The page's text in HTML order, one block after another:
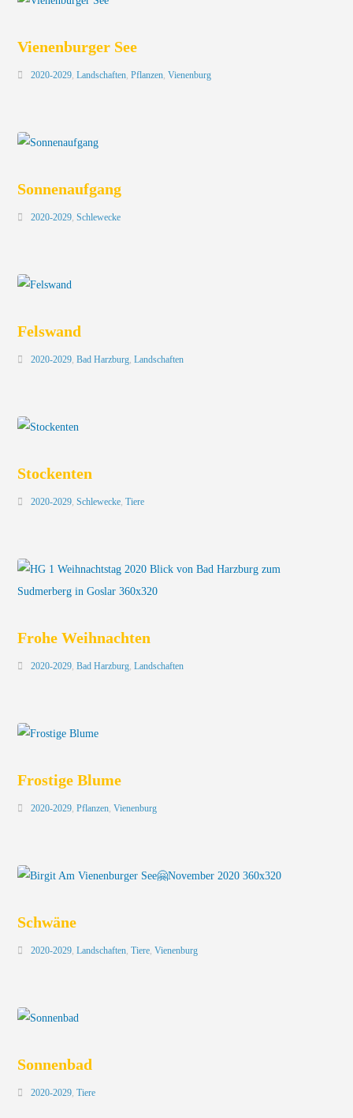
Vienenburger See
2020-2029,Landschaften,Pflanzen,Vienenburg
Sonnenaufgang
2020-2029,Schlewecke
Felswand
2020-2029,Bad Harzburg,Landschaften
Stockenten
2020-2029,Schlewecke,Tiere
Frohe Weihnachten
2020-2029,Bad Harzburg,Landschaften
Frostige Blume
2020-2029,Pflanzen,Vienenburg
Schwäne
2020-2029,Landschaften,Tiere,Vienenburg
Sonnenbad
2020-2029,Tiere